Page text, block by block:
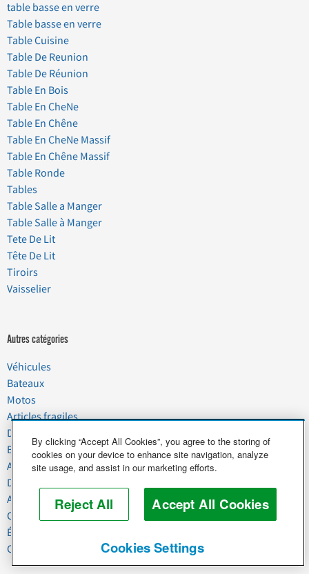
table basse en verre
Table basse en verre
Table Cuisine
Table De Reunion
Table De Réunion
Table En Bois
Table En CheNe
Table En Chêne
Table En CheNe Massif
Table En Chêne Massif
Table Ronde
Tables
Table Salle a Manger
Table Salle à Manger
Tete De Lit
Tête De Lit
Tiroirs
Vaisselier
Autres catégories
Véhicules
Bateaux
Motos
Articles fragiles
Déménagement
Biens domestiques
Animaux de compagnie
Déchets
Agroalimentaire
Commercial et Industriel
Équipement lourd
Chevaux et bétail
By clicking “Accept All Cookies”, you agree to the storing of
cookies on your device to enhance site navigation, analyze
site usage, and assist in our marketing efforts.
Reject All Accept All Cookies
Cookies Settings